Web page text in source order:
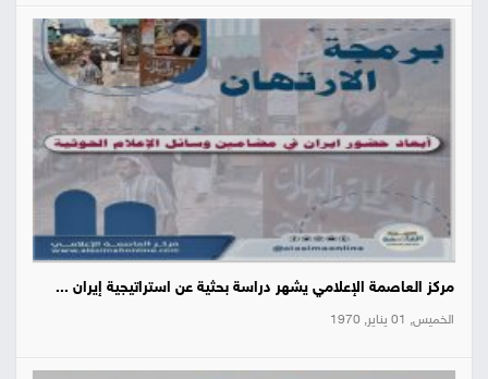
مركز العاصمة الإعلامي يشهر دراسة بحثية عن استراتيجية إيران ...
الخميس, 01 يناير, 1970